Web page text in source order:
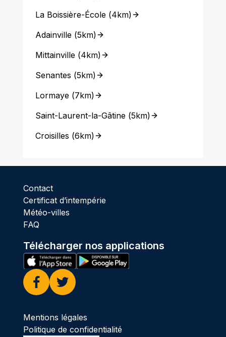
La Boissière-École(4km)
Adainville(5km)
Mittainville(4km)
Senantes (5km)
Lormaye(7km)
Saint-Laurent-la-Gâtine(5km)
Croisilles (6km)
Contact
Certificat d’intempérie
Météo-villes
FAQ
Télécharger nos applications
Facebook
Twitter
Mentions légales
Politique de confidentialité